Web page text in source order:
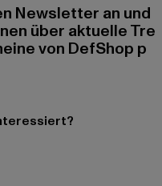
Newsletter an und
über aktuelle Tre
von DefShop p